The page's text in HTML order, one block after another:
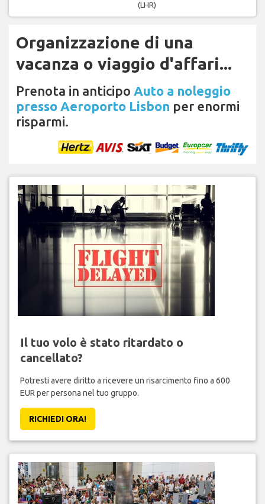
(LHR)
Organizzazione di una
vacanza o viaggio d'affari...
Prenota in anticipo Auto a noleggio
presso Aeroporto Lisbon per enormi
risparmi.
Il tuo volo è stato ritardato o
cancellato?
Potresti avere diritto a ricevere un risarcimento fino a 600
EUR per persona nel tuo gruppo.
RICHIEDI ORA!